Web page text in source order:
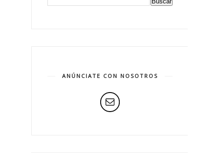
ANÚNCIATE CON NOSOTROS